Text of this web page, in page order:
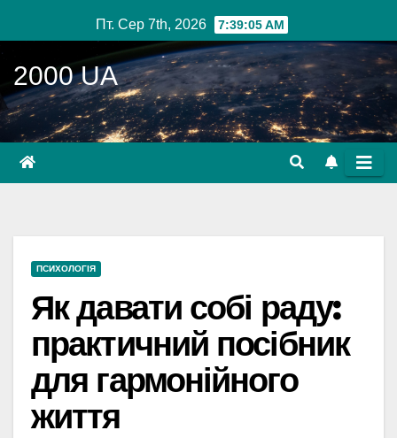
до
вмісту
Пт. Сер 7th, 2026 7:39:06 AM
2000 UA
ПСИХОЛОГІЯ
Як давати собі раду:
практичний посібник
для гармонійного
життя